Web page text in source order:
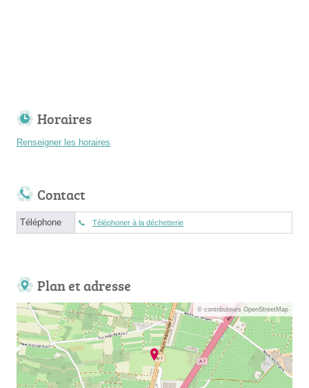
Horaires
Renseigner les horaires
Contact
Téléphone Téléphoner à la déchetterie
Plan et adresse
© contributeurs OpenStreetMap